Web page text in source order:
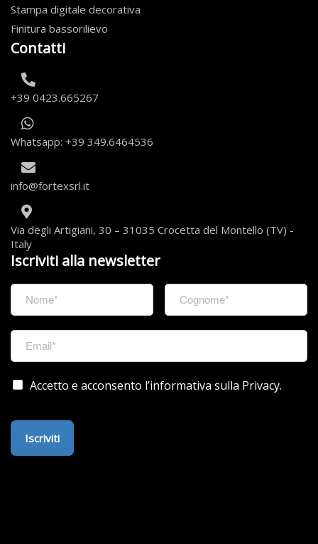
Stampa digitale decorativa
Finitura bassorilievo
Contatti
+39 0423.665267
Whatsapp: +39 349.6464536
info@fortexsrl.it
Via degli Artigiani, 30 – 31035 Crocetta del Montello (TV) -
Italy
Iscriviti alla newsletter
Accetto e acconsento l’informativa sulla Privacy.
Iscriviti